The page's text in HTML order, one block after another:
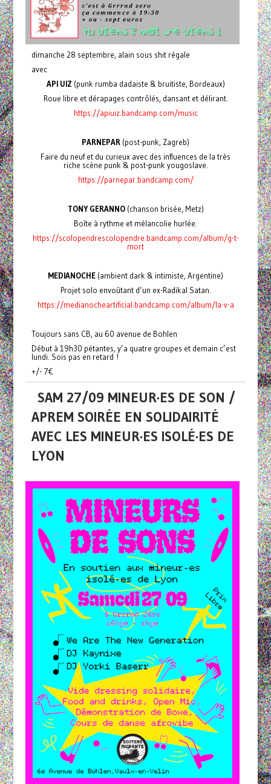
dimanche 28 septembre, alain sous shit régale
avec
API UIZ (punk rumba dadaiste & bruitiste, Bordeaux)
Roue libre et dérapages contrôlés, dansant et délirant.
https://apiuiz.bandcamp.com/music
PARNEPAR (post-punk, Zagreb)
Faire du neuf et du curieux avec des influences de la très
riche scène punk & post-punk yougoslave.
https://parnepar.bandcamp.com/
TONY GERANNO(chanson brisée, Metz)
Boîte à rythme et mélancolie hurlée.
https://scolopendrescolopendre.bandcamp.com/album/g-t-
mort
MEDIANOCHE (ambient dark & intimiste, Argentine)
Projet solo envoûtant d’un ex-Radikal Satan.
https://medianocheartificial.bandcamp.com/album/la-v-a
Toujours sans CB, au 60 avenue de Bohlen
Début à 19h30 pétantes, y’a quatre groupes et demain c’est
lundi. Sois pas en retard !
+/- 7€
SAM 27/09 MINEUR·ES DE SON /
APREM SOIRÉE EN SOLIDAIRITÉ
AVEC LES MINEUR·ES ISOLÉ·ES DE
LYON